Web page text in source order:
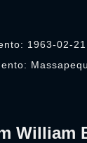
1963-02-21
William